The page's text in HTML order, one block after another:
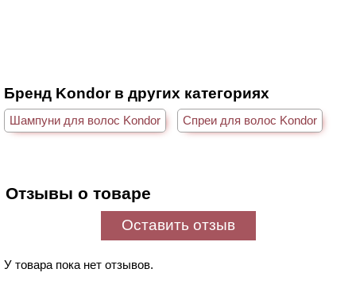
Бренд Kondor в других категориях
Шампуни для волос Kondor Спреи для волос Kondor
Отзывы о товаре
Оставить отзыв
У товара пока нет отзывов.